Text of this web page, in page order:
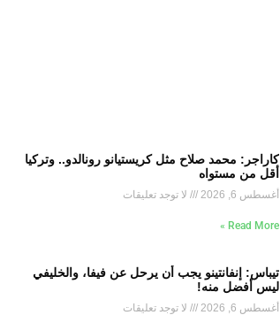
كاراجر: محمد صلاح مثل كريستيانو رونالدو.. وتركيا
أقل من مستواه
أغسطس 6, 2026 لا توجد تعليقات
Read More »
تيباس: إنفانتينو يجب أن يرحل عن فيفا، والخليفي
ليس أفضل منه!
أغسطس 6, 2026 لا توجد تعليقات